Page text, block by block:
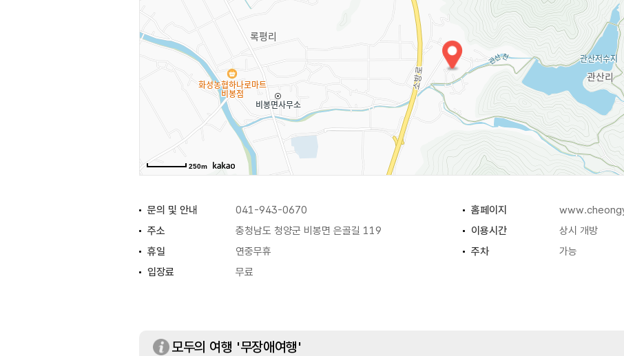
250m
문의 및 안내 041-943-0670 홈페이지
주소
충청남도 청양군 비봉면 은골길 119 이용시간
상시 개방
휴일
연중무휴 주차
가능
입장료
무료
모두의 여행 '무장애여행'